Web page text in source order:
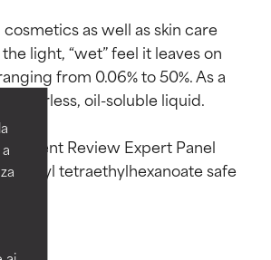
cosmetics as well as skin care
light, “wet” feel it leaves on
from 0.06% to 50%. As a
a colorless, oil-soluble liquid.
Review Expert Panel
tetraethylhexanoate safe
degli
e sostenuti da studi
Ingrediente attivo
per la maggior
tipi di pelle o dei
degli
e sostenuti da studi
Ingrediente attivo
per la maggior
tipi di pelle o dei